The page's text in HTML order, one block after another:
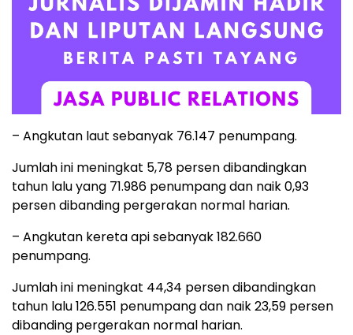
– Angkutan laut sebanyak 76.147 penumpang.
Jumlah ini meningkat 5,78 persen dibandingkan
tahun lalu yang 71.986 penumpang dan naik 0,93
persen dibanding pergerakan normal harian.
– Angkutan kereta api sebanyak 182.660
penumpang.
Jumlah ini meningkat 44,34 persen dibandingkan
tahun lalu 126.551 penumpang dan naik 23,59 persen
dibanding pergerakan normal harian.